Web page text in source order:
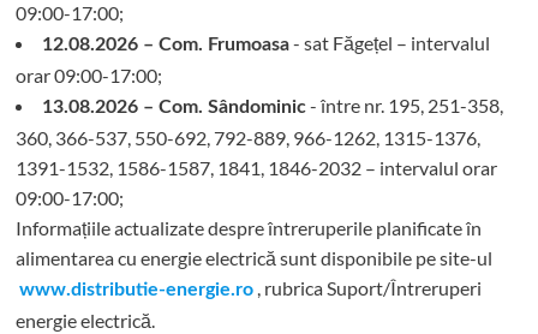
09:00-17:00;
12.08.2026 – Com. Frumoasa- sat Făgețel – intervalul
orar 09:00-17:00;
13.08.2026 – Com. Sândominic- între nr. 195, 251-358,
360, 366-537, 550-692, 792-889, 966-1262, 1315-1376,
1391-1532, 1586-1587, 1841, 1846-2032 – intervalul orar
09:00-17:00;
Informațiile actualizate despre întreruperile planificate în
alimentarea cu energie electrică sunt disponibile pe site-ul
www.distributie-energie.ro , rubrica Suport/Întreruperi
energie electrică.